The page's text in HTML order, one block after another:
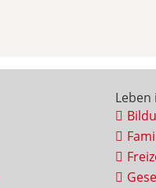
Leben